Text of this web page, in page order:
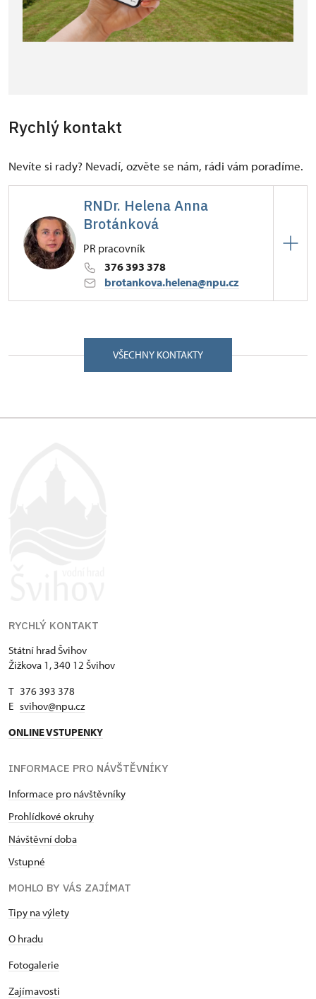
Rychlý kontakt
Nevíte si rady? Nevadí, ozvěte se nám, rádi vám poradíme.
RNDr. Helena Anna
Brotánková
PR pracovník
376 393 378
brotankova.helena@npu.cz
Žižkova 1/, Švihov 34012
VŠECHNY KONTAKTY
RYCHLÝ KONTAKT
Státní hrad Švihov
Žižkova 1, 340 12 Švihov
T 376 393 378
E svihov@npu.cz
ONLINE VSTUPENKY
INFORMACE PRO NÁVŠTĚVNÍKY
Informace pro návštěvníky
Prohlídkové okruhy
Návštěvní doba
Vstupné
MOHLO BY VÁS ZAJÍMAT
Tipy na výlety
O hradu
Fotogalerie
Zajímavosti